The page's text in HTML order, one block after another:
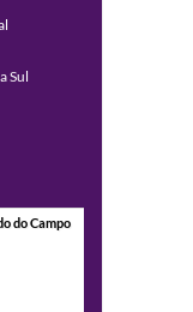
Sul
do Campo